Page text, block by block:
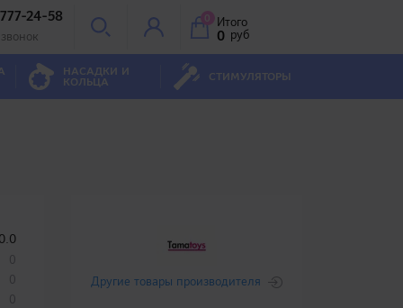
24-58 0 Итого
0 руб
НАСАДКИ И
КОЛЬЦА СТИМУЛЯТОРЫ
0
0
0
Другие товары производителя